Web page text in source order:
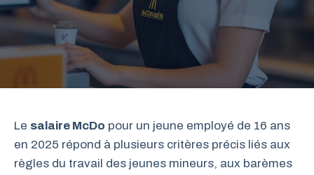
Le salaire McDo pour un jeune employé de 16 ans
en 2025 répond à plusieurs critères précis liés aux
règles du travail des jeunes mineurs, aux barèmes